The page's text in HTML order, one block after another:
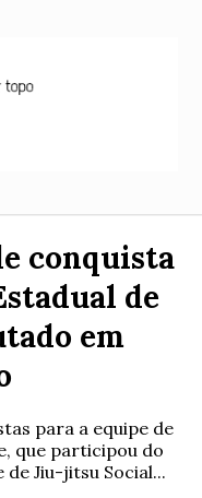
conquista
de
em
para a equipe de
que participou do
Jiu-jitsu Social...